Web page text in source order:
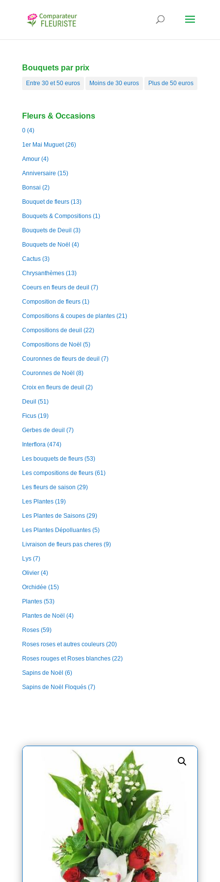
Bouquets par prix
Entre 30 et 50 euros Moins de 30 euros Plus de 50 euros
Fleurs & Occasions
0 (4)
1er Mai Muguet (26)
Amour (4)
Anniversaire (15)
Bonsai (2)
Bouquet de fleurs (13)
Bouquets & Compositions (1)
Bouquets de Deuil (3)
Bouquets de Noël (4)
Cactus (3)
Chrysanthèmes (13)
Coeurs en fleurs de deuil (7)
Composition de fleurs (1)
Compositions & coupes de plantes (21)
Compositions de deuil (22)
Compositions de Noël (5)
Couronnes de fleurs de deuil (7)
Couronnes de Noël (8)
Croix en fleurs de deuil (2)
Deuil (51)
Ficus (19)
Gerbes de deuil (7)
Interflora (474)
Les bouquets de fleurs (53)
Les compositions de fleurs (61)
Les fleurs de saison (29)
Les Plantes (19)
Les Plantes de Saisons (29)
Les Plantes Dépolluantes (5)
Livraison de fleurs pas cheres (9)
Lys (7)
Olivier (4)
Orchidée (15)
Plantes (53)
Plantes de Noël (4)
Roses (59)
Roses roses et autres couleurs (20)
Roses rouges et Roses blanches (22)
Sapins de Noël (6)
Sapins de Noël Floqués (7)